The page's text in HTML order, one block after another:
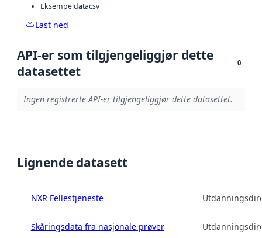
Eksempeldatacsv
Last ned
API-er som tilgjengeliggjør dette
datasettet
0
Ingen registrerte API-er tilgjengeliggjør dette datasettet.
Lignende datasett
NXR Fellestjeneste
Skåringsdata fra nasjonale prøver